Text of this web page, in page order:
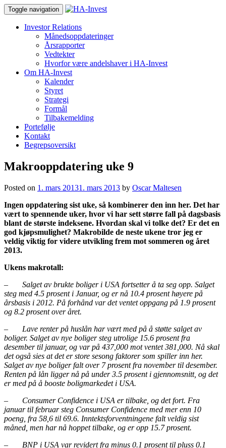
Toggle navigation
Investor Relations
Månedsoppdateringer
Årsrapporter
Vedtekter
Hvorfor være andelshaver i HA-Invest
Om HA-Invest
Kalender
Styret
Strategi
Formål
Tilbakemelding
Portefølje
Kontakt
Begrepsoversikt
Makrooppdatering uke 9
Posted on 1. mars 20131. mars 2013 by Oscar Maltesen
Ingen oppdatering sist uke, så kombinerer den inn her. Det har
vært to spennende uker, hvor vi har sett større fall på dagsbasis
blant de største indeksene. Hvordan skal vi tolke det? Er det en
god kjøpsmulighet? Makrobilde de neste ukene tror jeg er
veldig viktig for videre utvikling frem mot sommeren og året
2013.
Ukens makrotall:
– Salget av brukte boliger i USA fortsetter å ta seg opp. Salget
steg med 4.5 prosent i Januar, og er nå 10.4 prosent høyere på
årsbasis i 2012. På forhånd var det ventet oppgang på 1.9 prosent
og 8.2 prosent over året.
– Lave renter på huslån har vært med på å støtte salget av
boliger. Salget av nye boliger steg utrolige 15.6 prosent fra
desember til januar, og var på 437,000 mot ventet 381,000. Nå skal
det også sies at det er store sesong faktorer som spiller inn her.
Salget av nye boliger falt over 7 prosent fra november til desember.
Renten på lån ligger nå på under 3.5 prosent i gjennomsnitt, og det
er med på å booste boligmarkedet i USA.
– Consumer Confidence i USA er tilbake, og det fort. Fra
januar til februar steg Consumer Confidence med mer enn 10
poeng, fra 58,6 til 69.6. Inntektsforventningene falt veldig sist
måned, men har nå hoppet tilbake, og er opp 15.7 prosent.
– BNP i USA var revidert fra minus 0.1 prosent til pluss 0.1